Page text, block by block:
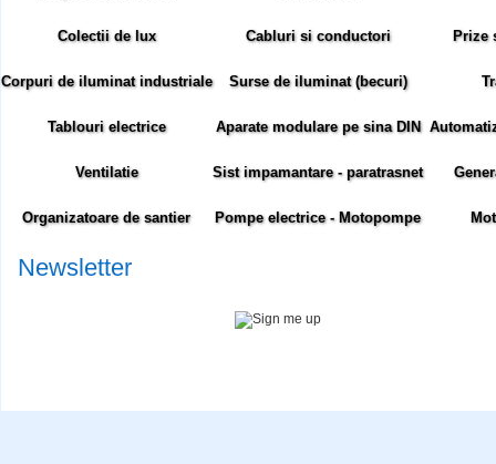
Colectii de lux Cabluri si conductori Prize
Corpuri de iluminat industriale Surse de iluminat (becuri)
Tablouri electrice Aparate modulare pe sina DIN
Ventilatie Sist impamantare - paratrasnet
Organizatoare de santier Pompe electrice - Motopompe
Newsletter